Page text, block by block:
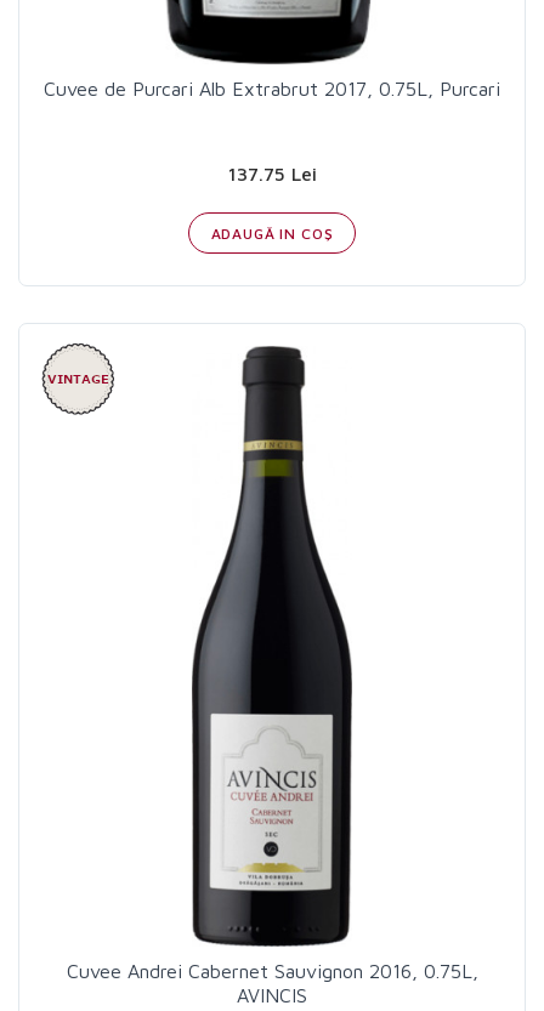
Cuvee de Purcari Alb Extrabrut 2017, 0.75L, Purcari
137.75 Lei
ADAUGĂ IN COŞ
Cuvee Andrei Cabernet Sauvignon 2016, 0.75L,
AVINCIS